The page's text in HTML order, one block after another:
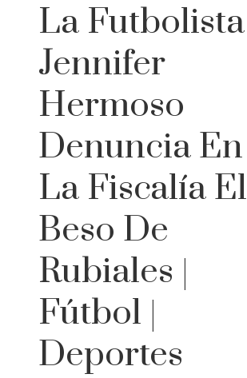
La Futbolista
Jennifer
Hermoso
Denuncia En
La Fiscalía El
Beso De
Rubiales |
Fútbol |
Deportes